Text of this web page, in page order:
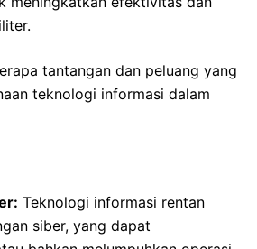
tantangan dan peluang yang
teknologi informasi dalam
Teknologi informasi rentan
siber, yang dapat